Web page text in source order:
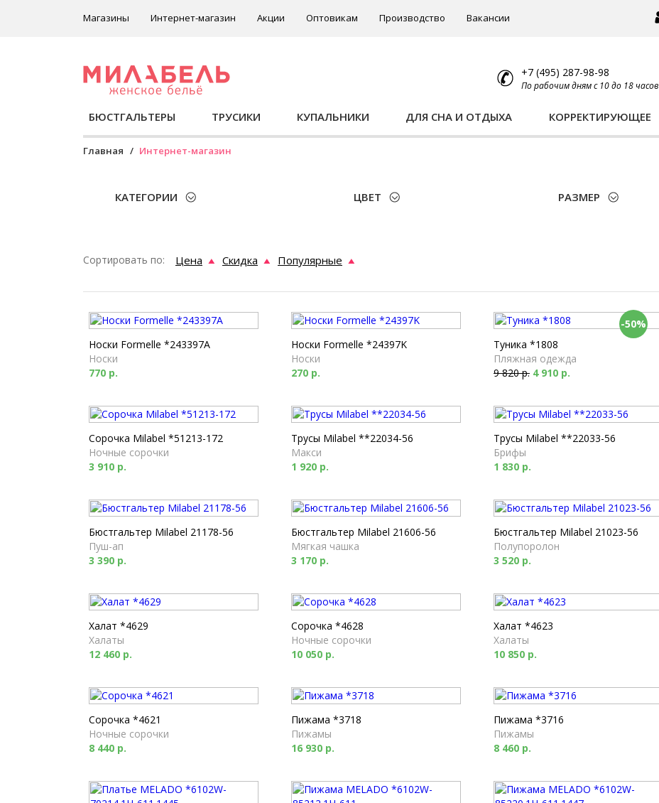
Магазины Интернет-магазин Акции Оптовикам Производство Вакансии
+7 (495) 287-98-98
По рабочим дням с 10 до 18 часов
БЮСТГАЛЬТЕРЫ ТРУСИКИ КУПАЛЬНИКИ ДЛЯ СНА И ОТДЫХА КОРРЕКТИРУЮЩЕЕ
Главная Интернет-магазин
КАТЕГОРИИ ЦВЕТ РАЗМЕР
Сортировать по: Цена Скидка Популярные
Носки Formelle *243397A
Носки
770 р.
Носки Formelle *24397K
Носки
270 р.
-50%
Туника *1808
Пляжная одежда
9 820 р. 4 910 р.
Сорочка Milabel *51213-172
Ночные сорочки
3 910 р.
Трусы Milabel **22034-56
Макси
1 920 р.
Трусы Milabel **22033-56
Брифы
1 830 р.
Бюстгальтер Milabel 21178-56
Пуш-ап
3 390 р.
Бюстгальтер Milabel 21606-56
Мягкая чашка
3 170 р.
Бюстгальтер Milabel 21023-56
Полупоролон
3 520 р.
Халат *4629
Халаты
12 460 р.
Сорочка *4628
Ночные сорочки
10 050 р.
Халат *4623
Халаты
10 850 р.
Сорочка *4621
Ночные сорочки
8 440 р.
Пижама *3718
Пижамы
16 930 р.
Пижама *3716
Пижамы
8 460 р.